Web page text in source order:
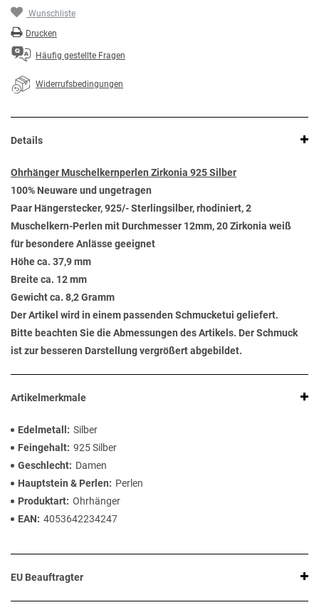
Wunschliste
Drucken
Häufig gestellte Fragen
Widerrufsbedingungen
Details
Ohrhänger Muschelkernperlen Zirkonia 925 Silber
100% Neuware und ungetragen
Paar Hängerstecker, 925/- Sterlingsilber, rhodiniert, 2
Muschelkern-Perlen mit Durchmesser 12mm, 20 Zirkonia weiß
​​für besondere Anlässe geeignet
Höhe ca. 37,9 mm
Breite ca. 12 mm
Gewicht ca. 8,2 Gramm
Der Artikel wird in einem passenden Schmucketui geliefert.
Bitte beachten Sie die Abmessungen des Artikels. Der Schmuck
ist zur besseren Darstellung vergrößert abgebildet.
Artikelmerkmale
Edelmetall
Silber
Feingehalt 925 Silber
Geschlecht
Damen
Hauptstein & Perlen
Perlen
Produktart Ohrhänger
EAN
4053642234247
EU Beauftragter